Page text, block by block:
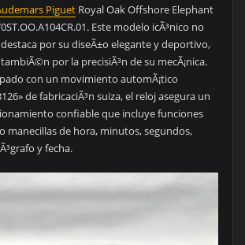
Piguet Royal Oak Offshore Elephant
Este modelo icÃ³nico no
por su diseÃ±o elegante y deportivo,
por la precisiÃ³n de su mecÃ¡nica.
con un movimiento automÃ¡tico
de fabricaciÃ³n suiza, el reloj asegura un
confiable que incluye funciones
manecillas de hora, minutos, segundos,
y fecha.